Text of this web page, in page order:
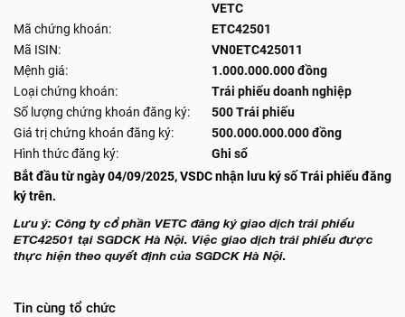
VETC
Mã chứng khoán:
ETC42501
Mã ISIN:
VN0ETC425011
Mệnh giá:
1.000.000.000 đồng
Loại chứng khoán:
Trái phiếu doanh nghiệp
Số lượng chứng khoán đăng ký:
500 Trái phiếu
Giá trị chứng khoán đăng ký:
500.000.000.000 đồng
Hình thức đăng ký:
Ghi sổ
Bắt đầu từ ngày 04/09/2025, VSDC nhận lưu ký số Trái phiếu đăng
ký trên.
Lưu ý: Công ty cổ phần VETC đăng ký giao dịch trái phiếu
ETC42501 tại SGDCK Hà Nội. Việc giao dịch trái phiếu được
thực hiện theo quyết định của SGDCK Hà Nội.
Tin cùng tổ chức